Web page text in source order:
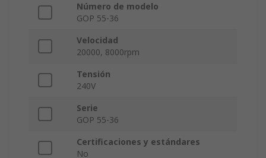
Número de modelo
GOP 55-36
Velocidad
20000, 8000rpm
Tensión
240V
Serie
GOP 55-36
Certificaciones y estándares
No